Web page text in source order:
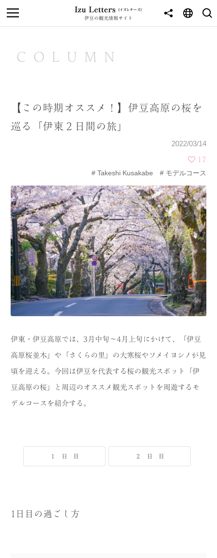
伊豆の観光情報サイト
MENU
NEWS
東伊豆
中伊豆
CATEGORY
海 岬
温泉 花
池・滝・川 山・公園・棚田
町並み 観光施設
動物と触れ合える場所 カフェ・スイーツ
神社仏閣 食
体験
MODEL COURSE
COLUMN
【この時期オススメ！】伊豆高原の桜を
巡る「伊東２日間の旅」
2022/03/14
17
Takeshi Kusakabe
モデルコース
伊東・伊豆高原では、3月中旬〜4月上旬にかけて、「伊豆
高原桜並木」や「さくらの里」の大寒桜やソメイヨシノが見
頃を迎える。今回は伊豆を代表する桜の観光スポット「伊
豆高原の桜」と周辺のオススメ観光スポットを周遊するモ
デルコースを紹介する。
１ 日 目 ２ 日 目
1日目の過ごし方